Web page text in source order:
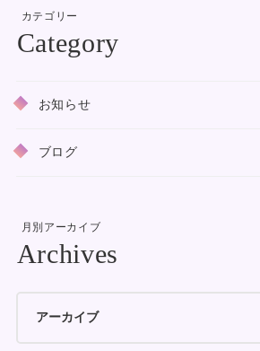
カテゴリー
お知らせ
ブログ
月別アーカイブ